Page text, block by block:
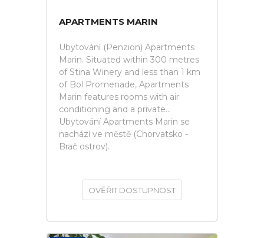
APARTMENTS MARIN
Ubytování (Penzion) Apartments
Marin. Situated within 300 metres
of Stina Winery and less than 1 km
of Bol Promenade, Apartments
Marin features rooms with air
conditioning and a private...
Ubytování Apartments Marin se
nachází ve městě (Chorvatsko -
Brač ostrov).
OVĚŘIT DOSTUPNOST